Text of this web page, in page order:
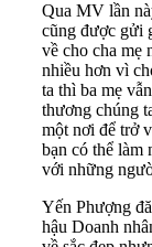
Qua MV lần
cũng được gửi
về cho cha mẹ
nhiều hơn vì
ta thì ba mẹ
thương chúng
một nơi để trở
bạn có thể làm
với những
Yến Phượng
hậu Doanh